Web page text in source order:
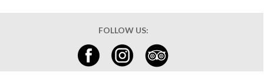
FOLLOW US: